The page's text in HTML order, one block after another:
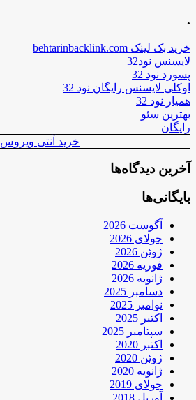
.
خرید بک لینک behtarinbacklink.com
لایسنس نود32
پسورد نود 32
اوکلی لایسنس رایگان نود 32
همیار نود 32
بهترین سئو
رایگان
خرید آنتی ویروس
آخرین دیدگاه‌ها
بایگانی‌ها
آگوست 2026
جولای 2026
ژوئن 2026
فوریه 2026
ژانویه 2026
دسامبر 2025
نوامبر 2025
اکتبر 2025
سپتامبر 2025
اکتبر 2020
ژوئن 2020
ژانویه 2020
جولای 2019
آوریل 2018